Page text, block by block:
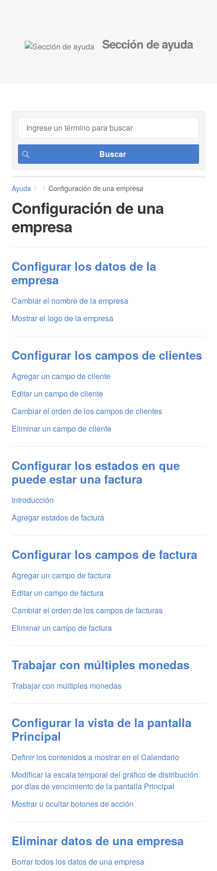
Sección de ayuda
Ayuda Configuración de una empresa
Configuración de una
empresa
Configurar los datos de la
empresa
Cambiar el nombre de la empresa
Mostrar el logo de la empresa
Configurar los campos de clientes
Agregar un campo de cliente
Editar un campo de cliente
Cambiar el orden de los campos de clientes
Eliminar un campo de cliente
Configurar los estados en que
puede estar una factura
Introducción
Agregar estados de factura
Configurar los campos de factura
Agregar un campo de factura
Editar un campo de factura
Cambiar el orden de los campos de facturas
Eliminar un campo de factura
Trabajar con múltiples monedas
Trabajar con múltiples monedas
Configurar la vista de la pantalla
Principal
Definir los contenidos a mostrar en el Calendario
Modificar la escala temporal del gráfico de distribución
por días de vencimiento de la pantalla Principal
Mostrar u ocultar botones de acción
Eliminar datos de una empresa
Borrar todos los datos de una empresa